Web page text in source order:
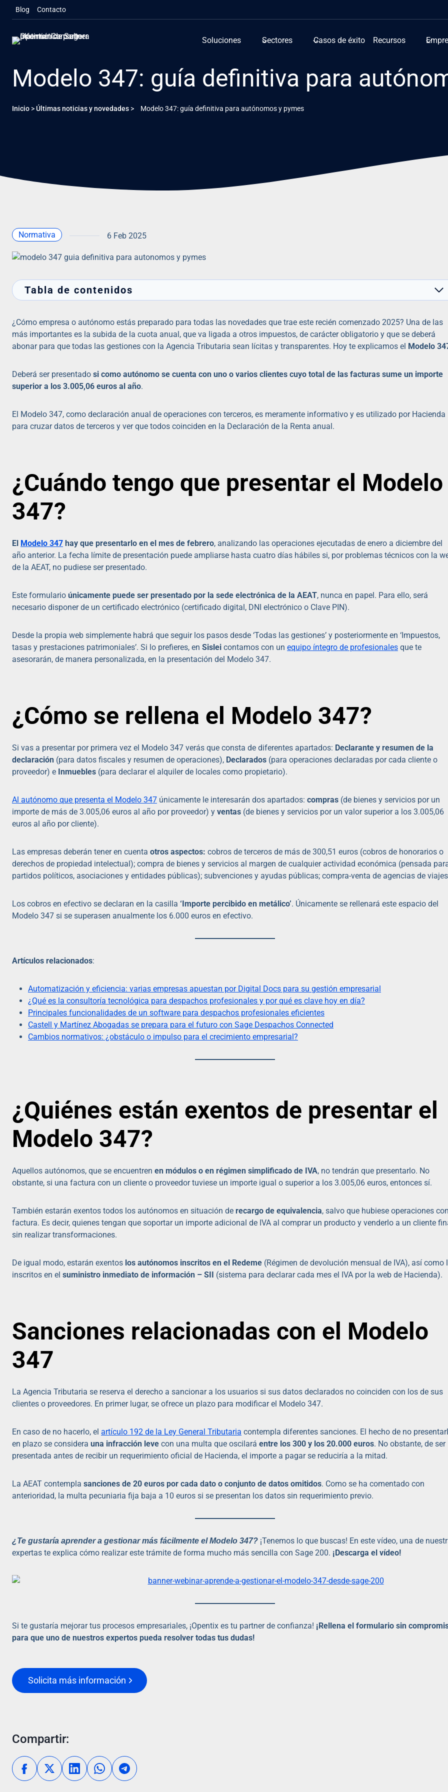
SaltarBlog Contacto
Soluciones Sectores Casos de éxito Recursos
Modelo 347: guía definitiva para
Inicio >Últimas noticias y novedades > Modelo 347: guía definitiva para autónomos y pymes
Normativa 6 Feb 2025
Tabla de contenidos
¿Cómo empresa o autónomo estás preparado para todas las novedades que trae este recién comenzado 2025? Una de las
más importantes es la subida de la cuota anual, que va ligada a otros impuestos, de carácter obligatorio y que se deberá
abonar para que todas las gestiones con la Agencia Tributaria sean lícitas y transparentes. Hoy te explicamos el Modelo
Deberá ser presentado si como autónomo se cuenta con uno o varios clientes cuyo total de las facturas sume un importe
superior a los 3.005,06 euros al año.
El Modelo 347, como declaración anual de operaciones con terceros, es meramente informativo y es utilizado por Hacienda
para cruzar datos de terceros y ver que todos coinciden en la Declaración de la Renta anual.
¿Cuándo tengo que presentar el Modelo
347?
El Modelo 347 hay que presentarlo en el mes de febrero, analizando las operaciones ejecutadas de enero a diciembre del
año anterior. La fecha límite de presentación puede ampliarse hasta cuatro días hábiles si, por problemas técnicos con la
de la AEAT, no pudiese ser presentado.
Este formulario únicamente puede ser presentado por la sede electrónica de la AEAT, nunca en papel. Para ello, será
necesario disponer de un certificado electrónico (certificado digital, DNI electrónico o Clave PIN).
Desde la propia web simplemente habrá que seguir los pasos desde ‘Todas las gestiones’ y posteriormente en ‘Impuestos,
tasas y prestaciones patrimoniales’. Si lo prefieres, en Sislei contamos con un equipo íntegro de profesionales que te
asesorarán, de manera personalizada, en la presentación del Modelo 347.
¿Cómo se rellena el Modelo 347?
Si vas a presentar por primera vez el Modelo 347 verás que consta de diferentes apartados: Declarante y resumen de la
declaración (para datos fiscales y resumen de operaciones), Declarados (para operaciones declaradas por cada cliente o
proveedor) e Inmuebles (para declarar el alquiler de locales como propietario).
Al autónomo que presenta el Modelo 347 únicamente le interesarán dos apartados: compras (de bienes y servicios por un
importe de más de 3.005,06 euros al año por proveedor) y ventas (de bienes y servicios por un valor superior a los 3.005,06
euros al año por cliente).
Las empresas deberán tener en cuenta otros aspectos: cobros de terceros de más de 300,51 euros (cobros de honorarios o
derechos de propiedad intelectual); compra de bienes y servicios al margen de cualquier actividad económica (pensada
partidos políticos, asociaciones y entidades públicas); subvenciones y ayudas públicas; compra-venta de agencias de
Los cobros en efectivo se declaran en la casilla ‘Importe percibido en metálico’. Únicamente se rellenará este espacio del
Modelo 347 si se superasen anualmente los 6.000 euros en efectivo.
Artículos relacionados:
Automatización y eficiencia: varias empresas apuestan por Digital Docs para su gestión empresarial
¿Qué es la consultoría tecnológica para despachos profesionales y por qué es clave hoy en día?
Principales funcionalidades de un software para despachos profesionales eficientes
Castell y Martínez Abogadas se prepara para el futuro con Sage Despachos Connected
Cambios normativos: ¿obstáculo o impulso para el crecimiento empresarial?
¿Quiénes están exentos de presentar el
Modelo 347?
Aquellos autónomos, que se encuentren en módulos o en régimen simplificado de IVA, no tendrán que presentarlo. No
obstante, si una factura con un cliente o proveedor tuviese un importe igual o superior a los 3.005,06 euros, entonces sí.
También estarán exentos todos los autónomos en situación de recargo de equivalencia, salvo que hubiese operaciones
factura. Es decir, quienes tengan que soportar un importe adicional de IVA al comprar un producto y venderlo a un cliente
sin realizar transformaciones.
De igual modo, estarán exentos los autónomos inscritos en el Redeme (Régimen de devolución mensual de IVA), así como
inscritos en el suministro inmediato de información – SII (sistema para declarar cada mes el IVA por la web de Hacienda).
Sanciones relacionadas con el Modelo
347
La Agencia Tributaria se reserva el derecho a sancionar a los usuarios si sus datos declarados no coinciden con los de sus
clientes o proveedores. En primer lugar, se ofrece un plazo para modificar el Modelo 347.
En caso de no hacerlo, el artículo 192 de la Ley General Tributaria contempla diferentes sanciones. El hecho de no
en plazo se considera una infracción leve con una multa que oscilará entre los 300 y los 20.000 euros. No obstante, de ser
presentada antes de recibir un requerimiento oficial de Hacienda, el importe a pagar se reduciría a la mitad.
La AEAT contempla sanciones de 20 euros por cada dato o conjunto de datos omitidos. Como se ha comentado con
anterioridad, la multa pecuniaria fija baja a 10 euros si se presentan los datos sin requerimiento previo.
¿Te gustaría aprender a gestionar más fácilmente el Modelo 347? ¡Tenemos lo que buscas! En este vídeo, una de
expertas te explica cómo realizar este trámite de forma mucho más sencilla con Sage 200. ¡Descarga el vídeo!
Si te gustaría mejorar tus procesos empresariales, ¡Opentix es tu partner de confianza! ¡Rellena el formulario sin
para que uno de nuestros expertos pueda resolver todas tus dudas!
Solicita más información
Compartir: